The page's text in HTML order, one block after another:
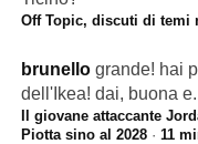
Off Topic, discuti di temi
brunello grande! hai
dell'Ikea! dai, buona
Il giovane attaccante
Piotta sino al 2028· 11